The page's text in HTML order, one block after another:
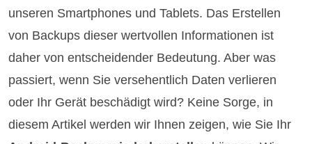
unseren Smartphones und Tablets. Das Erstellen
von Backups dieser wertvollen Informationen ist
daher von entscheidender Bedeutung. Aber was
passiert, wenn Sie versehentlich Daten verlieren
oder Ihr Gerät beschädigt wird? Keine Sorge, in
diesem Artikel werden wir Ihnen zeigen, wie Sie Ihr